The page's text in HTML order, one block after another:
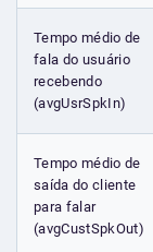
Tempo médio de
fala do usuário
recebendo
(avgUsrSpkIn)
Tempo médio de
saída do cliente
para falar
(avgCustSpkOut)